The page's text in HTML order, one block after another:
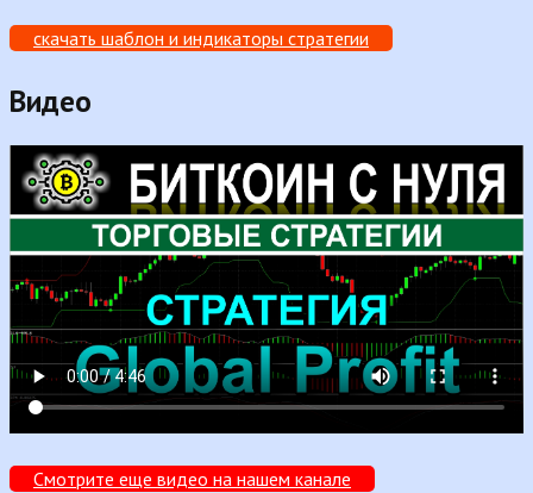
скачать шаблон и индикаторы стратегии
Видео
Смотрите еще видео на нашем канале